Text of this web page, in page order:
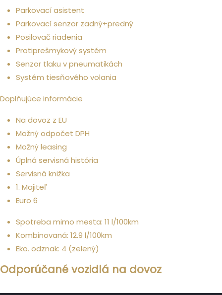
Parkovací asistent
Parkovací senzor zadný+predný
Posilovač riadenia
Protiprešmykový systém
Senzor tlaku v pneumatikách
Systém tiesňového volania
Doplňujúce informácie
Na dovoz z EU
Možný odpočet DPH
Možný leasing
Úplná servisná história
Servisná knižka
1. Majiteľ
Euro 6
Spotreba mimo mesta: 11 l/100km
Kombinovaná: 12.9 l/100km
Eko. odznak: 4 (zelený)
Odporúčané vozidlá na dovoz